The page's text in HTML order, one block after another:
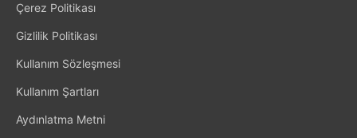
Çerez Politikası
Gizlilik Politikası
Kullanım Sözleşmesi
Kullanım Şartları
Aydınlatma Metni